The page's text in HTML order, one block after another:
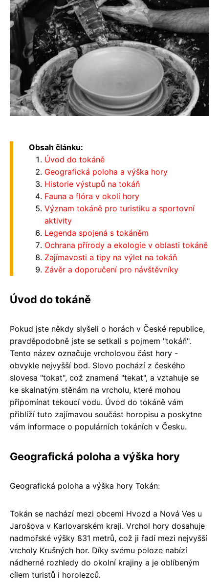
Obsah článku:
Úvod do tokáně
Geografická poloha a výška hory
Historie výstupů na tokáň
Fauna a flóra v okolí hory
Význam tokáně pro turistiku a sportovní
aktivity
Legenda spojená s tokáněm
Ochrana přírody a ekologie v oblasti tokáně
Zajímavosti a tipy na výlet na tokáň
Závěr a doporučení pro návštěvníky
Úvod do tokáně
Pokud jste někdy slyšeli o horách v České republice,
pravděpodobně jste se setkali s pojmem "tokáň".
Tento název označuje vrcholovou část hory -
obvykle nejvyšší bod. Slovo pochází z českého
slovesa "tokat", což znamená "tekat", a vztahuje se
ke skalnatým stěnám na vrcholu, které mohou
připomínat tekoucí vodu. Úvod do tokáně vám
přiblíží tuto zajímavou součást horopisu a poskytne
vám informace o populárních tokáních v Česku.
Geografická poloha a výška hory
Geografická poloha a výška hory Tokán:
Tokán se nachází mezi obcemi Hvozd a Nová Ves u
Jarošova v Karlovarském kraji. Vrchol hory dosahuje
nadmořské výšky 831 metrů, což ji řadí mezi nejvyšší
vrcholy Krušných hor. Díky svému poloze nabízí
nádherné rozhledy do okolní krajiny a je oblíbeným
cílem turistů i horolezců.